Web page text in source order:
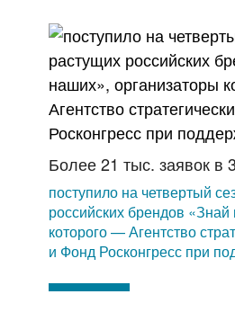
Более 21 тыс. заявок в
поступило на четвертый
российских брендов
которого — Агентство
и Фонд Росконгресс при